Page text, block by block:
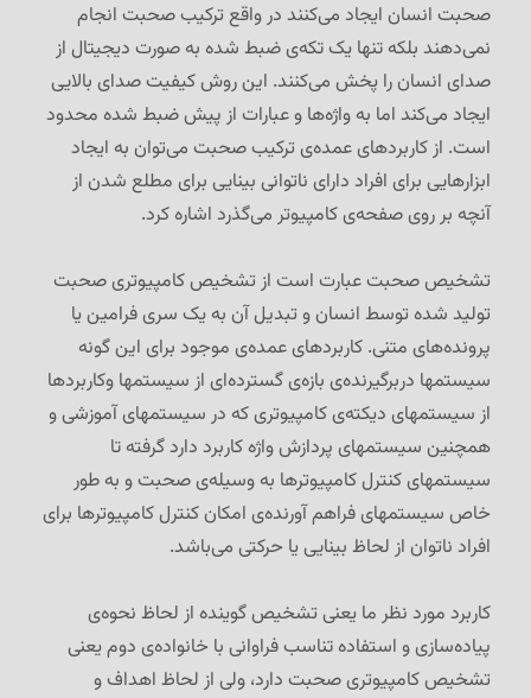
صحبت انسان ایجاد می‌کنند در واقع ترکیب صحبت انجام
نمی‌دهند بلکه تنها یک تکه‌ی ضبط شده به صورت دیجیتال از
صدای انسان را پخش می‌کنند. این روش کیفیت صدای بالایی
ایجاد می‌کند اما به واژه‌ها و عبارات از پیش ضبط شده محدود
است. از کاربردهای عمده‌ی ترکیب صحبت می‌توان به ایجاد
ابزارهایی برای افراد دارای ناتوانی بینایی برای مطلع شدن از
آنچه بر روی صفحه‌ی کامپیوتر می‌گذرد اشاره کرد.
تشخیص صحبت عبارت است از تشخیص کامپیوتری صحبت
تولید شده توسط انسان و تبدیل آن به یک سری فرامین یا
پرونده‌های متنی. کاربردهای عمده‌ی موجود برای این گونه
سیستمها دربرگیرنده‌ی بازه‌ی گسترده‌ای از سیستمها وکاربردها
از سیستمهای دیکته‌ی کامپیوتری که در سیستمهای آموزشی و
همچنین سیستمهای پردازش واژه کاربرد دارد گرفته تا
سیستمهای کنترل کامپیوترها به وسیله‌ی صحبت و به طور
خاص سیستمهای فراهم‌ آورنده‌ی امکان کنترل کامپیوترها برای
افراد ناتوان از لحاظ بینایی یا حرکتی می‌باشد.
کاربرد مورد نظر ما یعنی تشخیص گوینده از لحاظ نحوه‌ی
پیاده‌سازی و استفاده تناسب فراوانی با خانواده‌ی دوم یعنی
تشخیص کامپیوتری صحبت دارد، ولی از لحاظ اهداف و